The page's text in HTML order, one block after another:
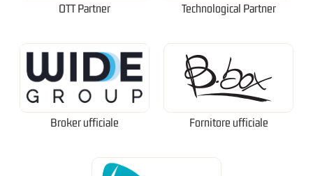
OTT Partner Technological Partner
Broker ufficiale Fornitore ufficiale